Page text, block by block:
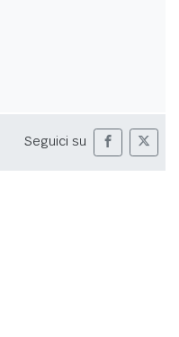
Seguici su